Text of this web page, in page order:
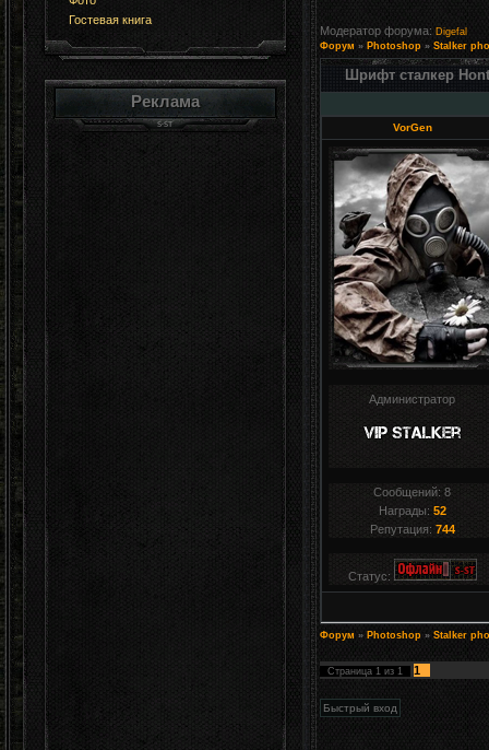
Гостевая книга
Реклама
Модератор форума: Digefal
Форум » Photoshop » Stalker
Шрифт сталкер Hont
VorGen
Администратор
Сообщений:8
Награды: 52
Репутация: 744
Статус:
Форум » Photoshop » Stalker
Страница 1 из 1 1